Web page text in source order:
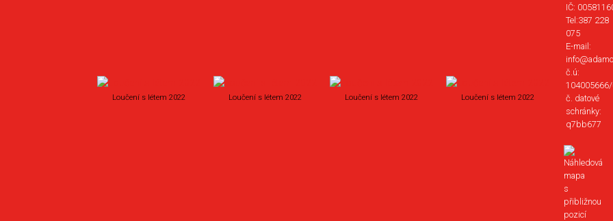
Loučení s létem 2022 Loučení s létem 2022 Loučení s létem 2022 Loučení s létem 2022
IČ:
Tel:387 228
075
E-mail:
č.ú:
č. datové
schránky:
q7bb677